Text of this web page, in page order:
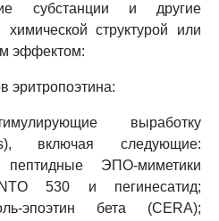
субстанции и другие
структурой или
эффектом:
эритропоэтина:
выработку
включая следующие:
пептидные ЭПО-миметики
530 и пегинесатид;
эпоэтин бета (CERA);